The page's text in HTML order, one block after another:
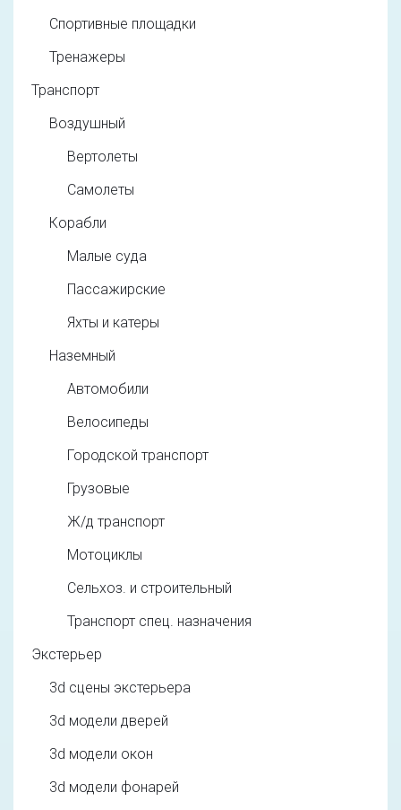
Спортивные площадки
Тренажеры
Транспорт
Воздушный
Вертолеты
Самолеты
Корабли
Малые суда
Пассажирские
Яхты и катеры
Наземный
Автомобили
Велосипеды
Городской транспорт
Грузовые
Ж/д транспорт
Мотоциклы
Сельхоз. и строительный
Транспорт спец. назначения
Экстерьер
3d cцены экстерьера
3d модели дверей
3d модели окон
3d модели фонарей